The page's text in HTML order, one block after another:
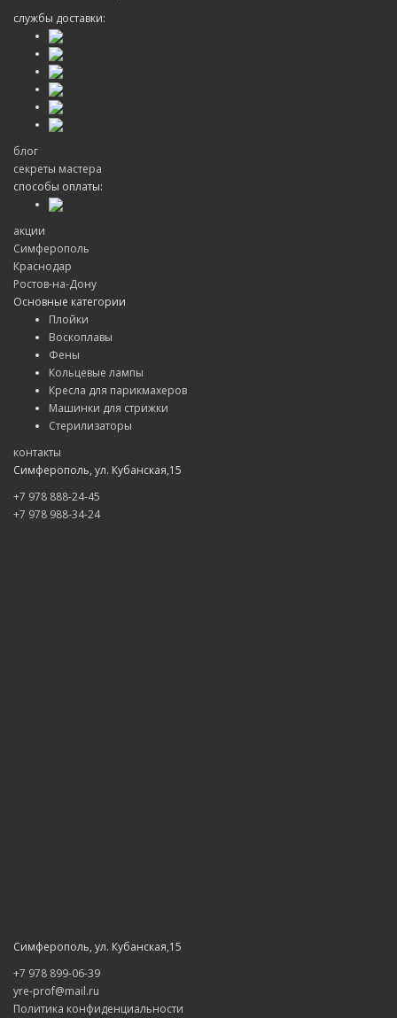
службы доставки:
блог
секреты мастера
способы оплаты:
акции
Симферополь
Краснодар
Ростов-на-Дону
Основные категории
Плойки
Воскоплавы
Фены
Кольцевые лампы
Кресла для парикмахеров
Машинки для стрижки
Стерилизаторы
контакты
Симферополь, ул. Кубанская,15
+7 978 888-24-45
+7 978 988-34-24
Симферополь, ул. Кубанская,15
+7 978 899-06-39
yre-prof@mail.ru
Политика конфиденциальности